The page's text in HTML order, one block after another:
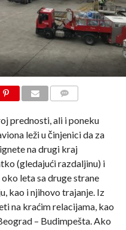
prednosti, ali i poneku
leži u činjenici da za
na drugi kraj
(gledajući razdaljinu) i
leta sa druge strane
kao i njihovo trajanje. Iz
na kraćim relacijama, kao
– Budimpešta. Ako